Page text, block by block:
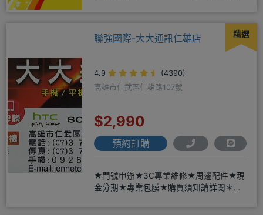
精選
聯強國際-大大通訊仁雄店
4.9
(4390)
高雄市仁武區仁雄路107號
$2,990
預約訂購
★門號申辦★3C專業維修★周邊配件★現
金分期★專業包膜★購買須知請詳閱＊來